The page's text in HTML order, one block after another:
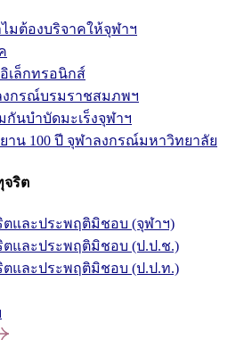
มต้องบริจาคให้จุฬาฯ
เล็กทรอนิกส์
งกรณ์บรมราชสมภพฯ
นบำบัดมะเร็งจุฬาฯ
าน 100 ปี จุฬาลงกรณ์มหาวิทยาลัย
จริต
ตและประพฤติมิชอบ (จุฬาฯ)
ตและประพฤติมิชอบ (ป.ป.ช.)
ตและประพฤติมิชอบ (ป.ป.ท.)